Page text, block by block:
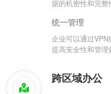
据的机密性和完整
统一管理
企业可以通过VPN
提高安全性和管理
跨区域办公